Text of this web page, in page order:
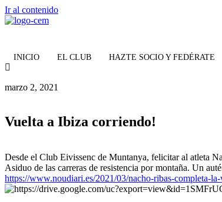
Ir al contenido
INICIO EL CLUB HAZTE SOCIO Y FEDÉRATE
marzo 2, 2021
Vuelta a Ibiza corriendo!
Desde el Club Eivissenc de Muntanya, felicitar al atleta
Asiduo de las carreras de resistencia por montaña. Un
https://www.noudiari.es/2021/03/nacho-ribas-completa-